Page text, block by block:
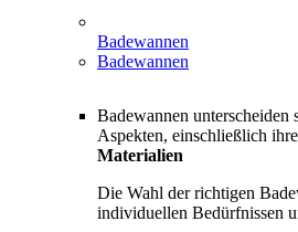
Badewannen
Badewannen
Badewannen unterscheiden
Aspekten, einschließlich
Materialien
Die Wahl der richtigen
individuellen Bedürfnissen